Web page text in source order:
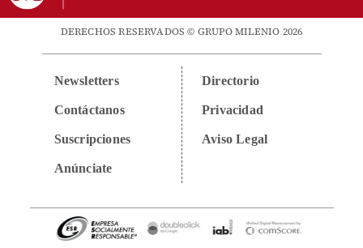
DERECHOS RESERVADOS © GRUPO MILENIO 2026
Newsletters
Contáctanos
Suscripciones
Anúnciate
Directorio
Privacidad
Aviso Legal